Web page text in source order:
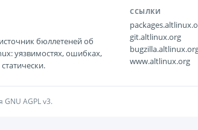
бюллетеней об
уязвимостях, ошибках,
ССЫЛКИ
git.altlinux.org
www.altlinux.org
AGPL v3.